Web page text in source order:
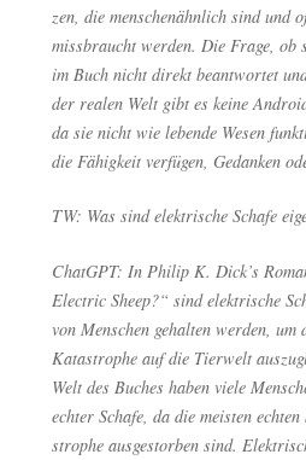
zen, die men­schen­ähn­lich sind und
miss­braucht wer­den. Die Fra­ge, ob
im Buch nicht direkt beant­wor­tet
der rea­len Welt gibt es kei­ne
da sie nicht wie leben­de Wesen
die Fähig­keit ver­fü­gen, Gedan­ken
TW: Was sind elek­tri­sche Scha­fe
ChatGPT: In Phil­ip K. Dick’s
Elec­tric Sheep?“ sind elek­tri­sche
von Men­schen gehal­ten wer­den,
Kata­stro­phe auf die Tier­welt
Welt des Buches haben vie­le
ech­ter Scha­fe, da die meis­ten
stro­phe aus­ge­stor­ben sind.